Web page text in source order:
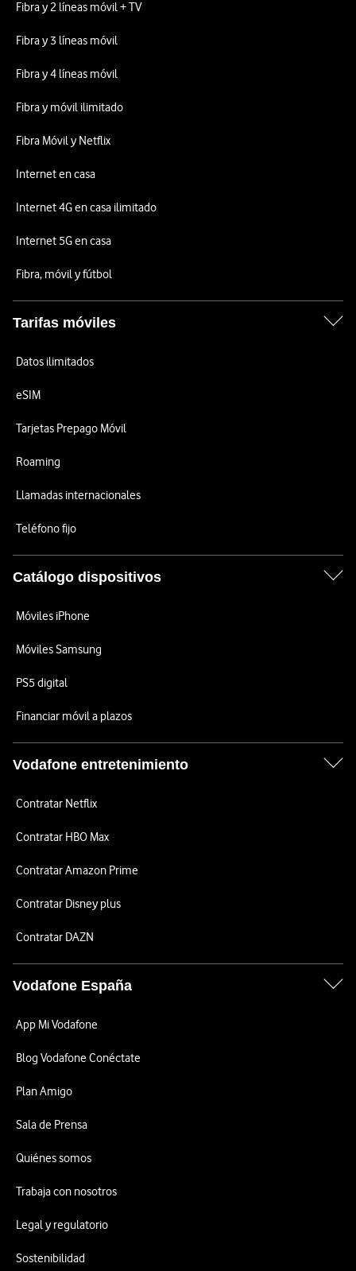
Fibra y 2 líneas móvil + TV
Fibra y 3 líneas móvil
Fibra y 4 líneas móvil
Fibra y móvil ilimitado
Fibra Móvil y Netflix
Internet en casa
Internet 4G en casa ilimitado
Internet 5G en casa
Fibra, móvil y fútbol
Tarifas móviles
Datos ilimitados
eSIM
Tarjetas Prepago Móvil
Roaming
Llamadas internacionales
Teléfono fijo
Catálogo dispositivos
Móviles iPhone
Móviles Samsung
PS5 digital
Financiar móvil a plazos
Vodafone entretenimiento
Contratar Netflix
Contratar HBO Max
Contratar Amazon Prime
Contratar Disney plus
Contratar DAZN
Vodafone España
App Mi Vodafone
Blog Vodafone Conéctate
Plan Amigo
Sala de Prensa
Quiénes somos
Trabaja con nosotros
Legal y regulatorio
Sostenibilidad